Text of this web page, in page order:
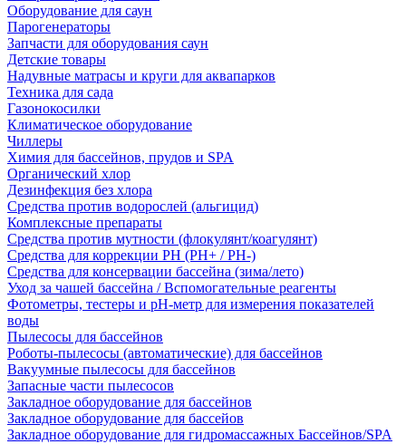
Оборудование для саун
Парогенераторы
Запчасти для оборудования саун
Детские товары
Надувные матрасы и круги для аквапарков
Техника для сада
Газонокосилки
Климатическое оборудование
Чиллеры
Химия для бассейнов, прудов и SPA
Органический хлор
Дезинфекция без хлора
Средства против водорослей (альгицид)
Комплексные препараты
Средства против мутности (флокулянт/коагулянт)
Средства для коррекции PH (PH+ / PH-)
Средства для консервации бассейна (зима/лето)
Уход за чашей бассейна / Вспомогательные реагенты
Фотометры, тестеры и рН-метр для измерения показателей
воды
Пылесосы для бассейнов
Роботы-пылесосы (автоматические) для бассейнов
Вакуумные пылесосы для бассейнов
Запасные части пылесосов
Закладное оборудование для бассейнов
Закладное оборудование для бассейов
Закладное оборудование для гидромассажных Бассейнов/SPA